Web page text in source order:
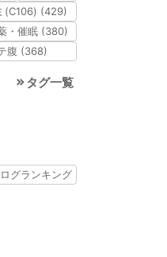
(C106) (429)
・催眠 (380)
腹 (368)
タグ一覧
グランキング